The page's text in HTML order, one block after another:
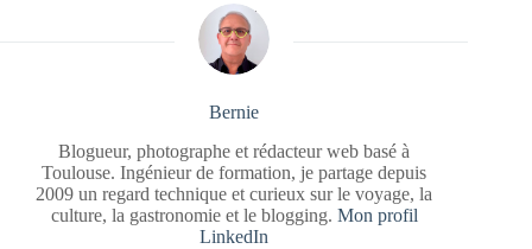
Bernie
Blogueur, photographe et rédacteur web basé à
Toulouse. Ingénieur de formation, je partage depuis
2009 un regard technique et curieux sur le voyage, la
culture, la gastronomie et le blogging. Mon profil
LinkedIn